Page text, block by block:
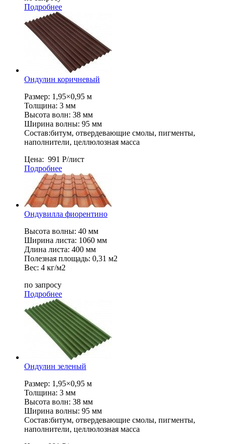
Подробнее
Ондулин коричневый
Размер: 1,95×0,95 м
Толщина: 3 мм
Высота волн: 38 мм
Ширина волны: 95 мм
Состав:битум, отвердевающие смолы, пигменты,
наполнители, целлюлозная масса
Цена: 991 Р/лист
Подробнее
Ондувилла фиорентино
Высота волны: 40 мм
Ширина листа: 1060 мм
Длина листа: 400 мм
Полезная площадь: 0,31 м2
Вес: 4 кг/м2
по запросу
Подробнее
Ондулин зеленый
Размер: 1,95×0,95 м
Толщина: 3 мм
Высота волн: 38 мм
Ширина волны: 95 мм
Состав:битум, отвердевающие смолы, пигменты,
наполнители, целлюлозная масса